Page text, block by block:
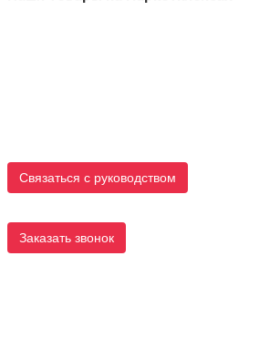
Связаться с руководством
Заказать звонок